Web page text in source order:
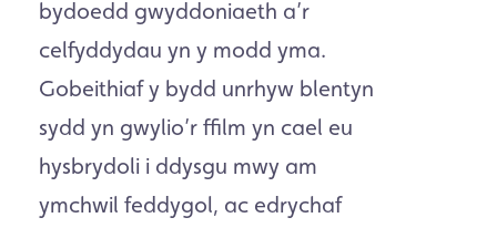
bydoedd gwyddoniaeth a’r
celfyddydau yn y modd yma.
Gobeithiaf y bydd unrhyw blentyn
sydd yn gwylio’r ffilm yn cael eu
hysbrydoli i ddysgu mwy am
ymchwil feddygol, ac edrychaf